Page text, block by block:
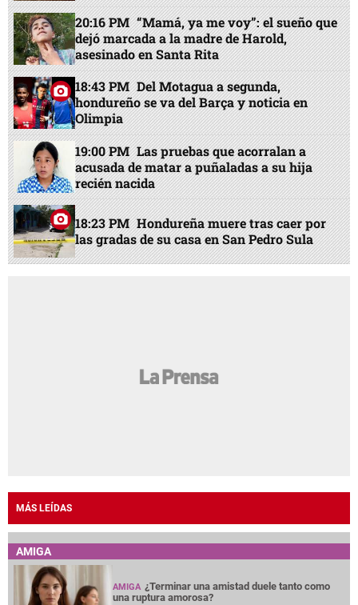
20:16 PM “Mamá, ya me voy”: el sueño que
dejó marcada a la madre de Harold,
asesinado en Santa Rita
18:43 PM Del Motagua a segunda,
hondureño se va del Barça y noticia en
Olimpia
19:00 PM Las pruebas que acorralan a
acusada de matar a puñaladas a su hija
recién nacida
18:23 PM Hondureña muere tras caer por
las gradas de su casa en San Pedro Sula
MÁS LEÍDAS
AMIGA
AMIGA ¿Terminar una amistad duele tanto como
una ruptura amorosa?